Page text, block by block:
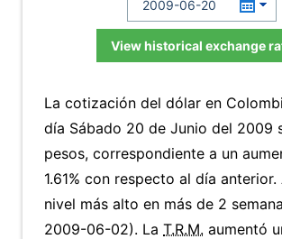
View historical exchange
La cotización del dólar en
día Sábado 20 de Junio del 2009
pesos, correspondiente a un
1.61% con respecto al día
nivel más alto en más de 2
2009-06-02). La T.R.M. aumentó